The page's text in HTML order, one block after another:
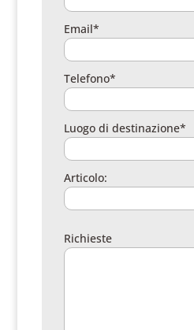
Email*
Telefono*
Luogo di destinazione*
Articolo:
Richieste